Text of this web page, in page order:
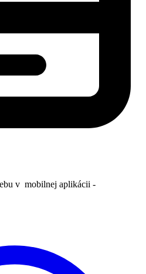
v mobilnej aplikácii -